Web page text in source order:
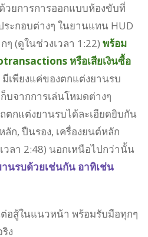
วยการการออกแบบห้องขับที่
ะกอบต่างๆ ในยานแทน HUD
ๆ (ดูในช่วงเวลา 1:22) พร้อม
หรือเสียเงินซื้อ
มีเพียงแค่ของตกแต่งยานรบ
บจากการเล่นโหมดต่างๆ
กแต่งยานรบได้ละเอียดยิบกัน
ก, ปืนรอง, เครื่องยนต์หลัก
ลา 2:48) นอกเหนือไปกว่านั้น
านรบด้วยเช่นกัน อาทิเช่น
อสู้ในแนวหน้า พร้อมรับมือทุกๆ
ง